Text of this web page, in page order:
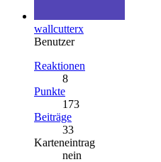
wallcutterx
Benutzer
Reaktionen
8
Punkte
173
Beiträge
33
Karteneintrag
nein